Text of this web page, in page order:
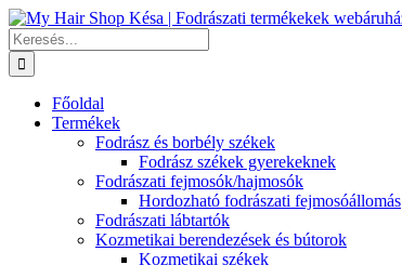
Kihagyás
Keresés...
Főoldal
Termékek
Fodrász és borbély székek
Fodrász székek gyerekeknek
Fodrászati fejmosók/hajmosók
Hordozható fodrászati fejmosóállomás
Fodrászati lábtartók
Kozmetikai berendezések és bútorok
Kozmetikai székek